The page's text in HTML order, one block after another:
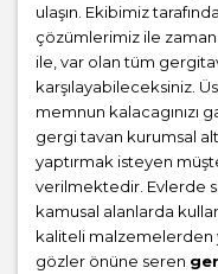
ulaşın. Ekibimiz
çözümlerimiz ile
ile, var olan tüm
karşılayabileceksiniz.
memnun kalacagınızı
gergi tavan kurumsal
yaptırmak isteyen
verilmektedir. Evlerde
kamusal alanlarda
kaliteli malzemelerden
gözler önüne seren